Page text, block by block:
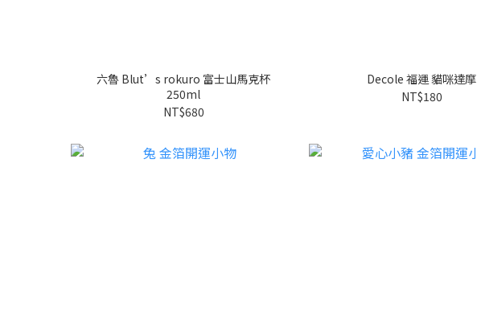
六魯 Blut’s rokuro 富士山馬克杯
250ml
NT$680
Decole 福運 貓咪達摩
NT$180